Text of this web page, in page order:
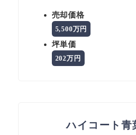
売却価格
5,500万円
坪単価
202万円
ハイコート青